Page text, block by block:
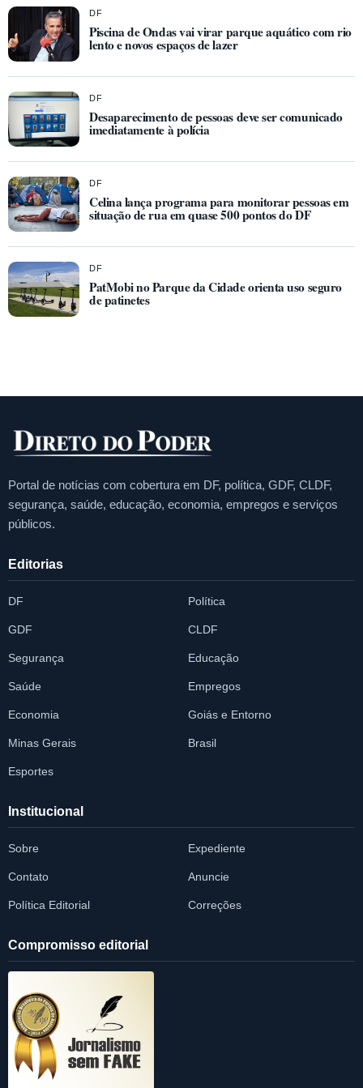
DF
Piscina de Ondas vai virar parque aquático com rio
lento e novos espaços de lazer
DF
Desaparecimento de pessoas deve ser comunicado
imediatamente à polícia
DF
Celina lança programa para monitorar pessoas em
situação de rua em quase 500 pontos do DF
DF
PatMobi no Parque da Cidade orienta uso seguro
de patinetes
Portal de notícias com cobertura em DF, política, GDF, CLDF,
segurança, saúde, educação, economia, empregos e serviços
públicos.
Editorias
DF Política
GDF CLDF
Segurança Educação
Saúde Empregos
Economia Goiás e Entorno
Minas Gerais Brasil
Esportes
Institucional
Sobre Expediente
Contato Anuncie
Política Editorial Correções
Compromisso editorial